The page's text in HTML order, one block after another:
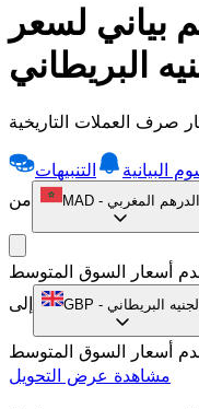
بياني لسعر
البريطاني
البيانية
التنبيهات
من
MAD - الدرهم المغربي
أسعار السوق المتوسط
إلى
GBP - الجنيه البريطاني
أسعار السوق المتوسط
مشاهدة عرض التحويل